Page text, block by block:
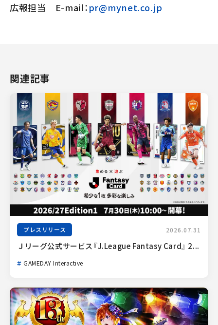
広報担当 E-mail：pr@mynet.co.jp
関連記事
プレスリリース 2026.07.31
Ｊリーグ公式サービス『J.League Fantasy Card』 2...
GAMEDAY Interactive